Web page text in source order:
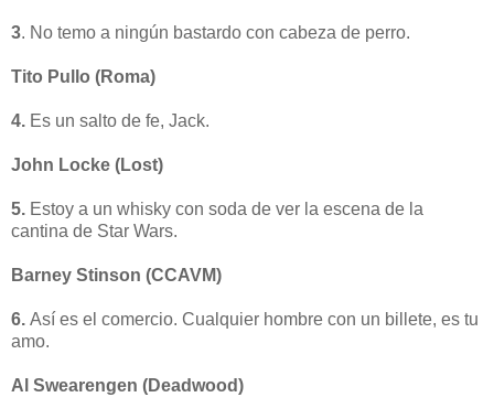
3. No temo a ningún bastardo con cabeza de perro.
Tito Pullo (Roma)
4. Es un salto de fe, Jack.
John Locke (Lost)
5. Estoy a un whisky con soda de ver la escena de la
cantina de Star Wars.
Barney Stinson (CCAVM)
6. Así es el comercio. Cualquier hombre con un billete, es tu
amo.
Al Swearengen (Deadwood)